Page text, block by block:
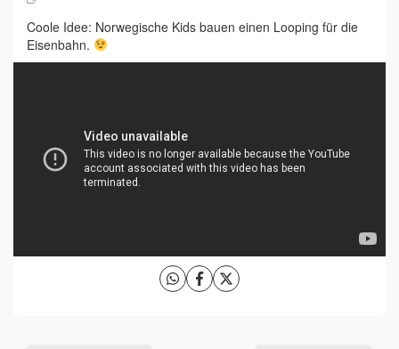
Coole Idee: Norwegische Kids bauen einen Looping für die
Eisenbahn.